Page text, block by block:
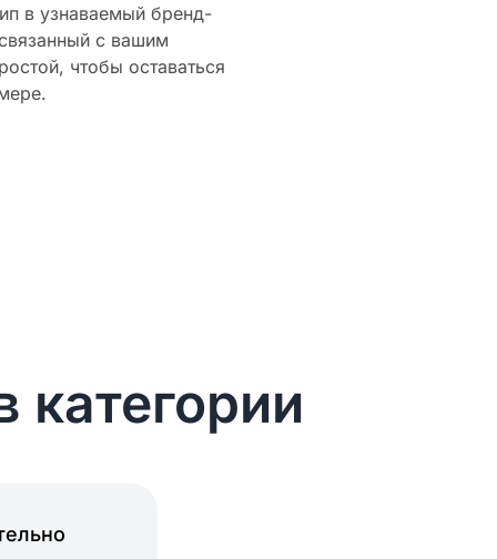
в узнаваемый бренд-
с вашим
чтобы оставаться
категории